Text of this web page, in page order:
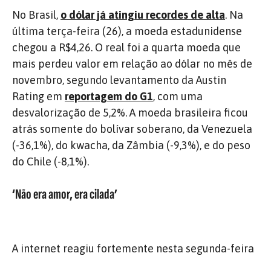
No Brasil, o dólar já atingiu recordes de alta. Na
última terça-feira (26), a moeda estadunidense
chegou a R$4,26. O real foi a quarta moeda que
mais perdeu valor em relação ao dólar no mês de
novembro, segundo levantamento da Austin
Rating em reportagem do G1, com uma
desvalorização de 5,2%. A moeda brasileira ficou
atrás somente do bolívar soberano, da Venezuela
(-36,1%), do kwacha, da Zâmbia (-9,3%), e do peso
do Chile (-8,1%).
‘Não era amor, era cilada’
A internet reagiu fortemente nesta segunda-feira